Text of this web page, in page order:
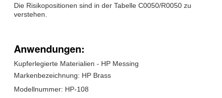
Die Risikopositionen sind in der Tabelle C0050/R0050 zu
verstehen.
Anwendungen:
Kupferlegierte Materialien - HP Messing
Markenbezeichnung: HP Brass
Modellnummer: HP-108